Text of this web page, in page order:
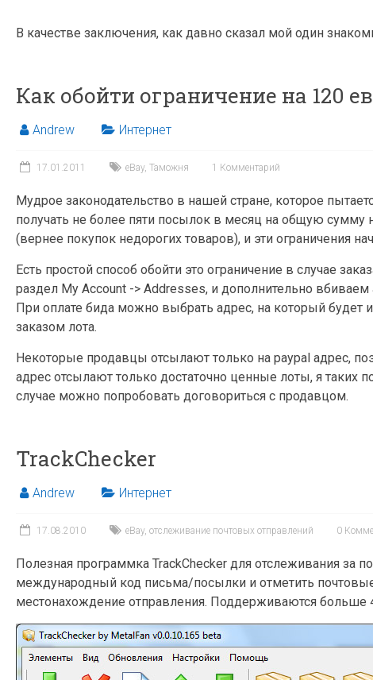
В качестве заключения, как давно сказал мой один
Как обойти ограничение на 120
Andrew Интернет
17.01.2011 eBay, Таможня 1 Комментарий
Мудрое законодательство в нашей стране, которое
получать не более пяти посылок в месяц на общую
(вернее покупок недорогих товаров), и эти ограничения
Есть простой способ обойти это ограничение в случае
раздел My Account -> Addresses, и дополнительно
При оплате бида можно выбрать адрес, на который будет
заказом лота.
Некоторые продавцы отсылают только на paypal адрес,
адрес отсылают только достаточно ценные лоты, я таких
случае можно попробовать договориться с продавцом.
TrackChecker
Andrew Интернет
17.08.2010 eBay, отслеживание почтовых отправлений 0
Полезная программка TrackChecker для отслеживания за
международный код письма/посылки и отметить
местонахождение отправления. Поддерживаются больше